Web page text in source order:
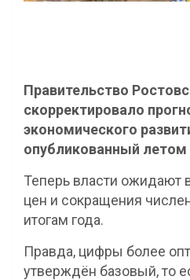
Правительство
скорректировало
экономического
опубликованный летом
Теперь власти ожидают
цен и сокращения
итогам года.
Правда, цифры более
утверждён базовый, то